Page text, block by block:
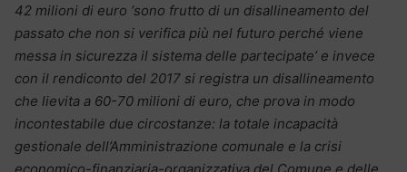
42 milioni di euro ‘sono frutto di un disallineamento del
passato che non si verifica più nel futuro perché viene
messa in sicurezza il sistema delle partecipate’ e invece
con il rendiconto del 2017 si registra un disallineamento
che lievita a 60-70 milioni di euro, che prova in modo
incontestabile due circostanze: la totale incapacità
gestionale dell’Amministrazione comunale e la crisi
economico-finanziaria-organizzativa del Comune e delle